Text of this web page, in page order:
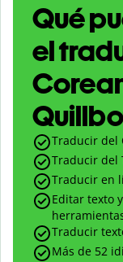
Qué
el
Traducir del
Traducir del
Traducir en
Editar texto
Traducir
Más de 52